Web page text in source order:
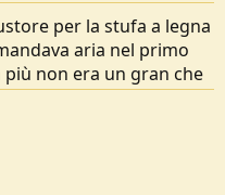
per la stufa a legna
aria nel primo
non era un gran che